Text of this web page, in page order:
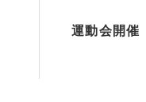
運動会開催